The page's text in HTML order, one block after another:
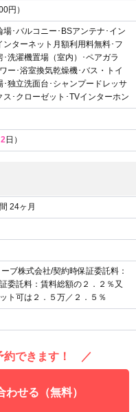
円）
場･バルコニー･BSアンテナ･イン
ンターネット月額利用料無料･フ
･洗濯機置場（室内）･ペアガラ
ー･浴室換気乾燥機･バス・トイ
･独立洗面台･シャンプードレッサ
ス･クローゼット･TVインターホン
2 日）
24ヶ月
ブ株式会社/契約時保証委託料：
委託料：賃料総額の２．２％又
可は２．５万／２．５％
約できます！ ／
せる（無料）